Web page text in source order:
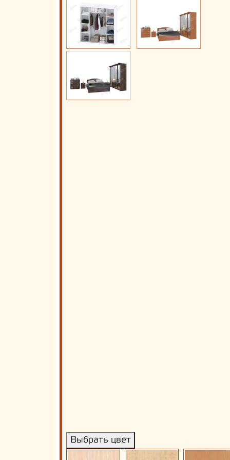
Выбрать цвет